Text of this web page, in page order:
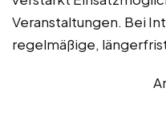
Veranstaltungen. Bei
regelmäßige,